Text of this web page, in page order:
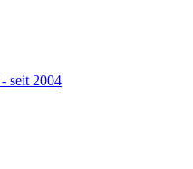
seit 2004